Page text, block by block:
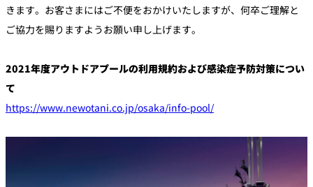
きます。お客さまにはご不便をおかけいたしますが、何卒ご理解と
ご協力を賜りますようお願い申し上げます。
2021年度アウトドアプールの利用規約および感染症予防対策につい
て
https://www.newotani.co.jp/osaka/info-pool/